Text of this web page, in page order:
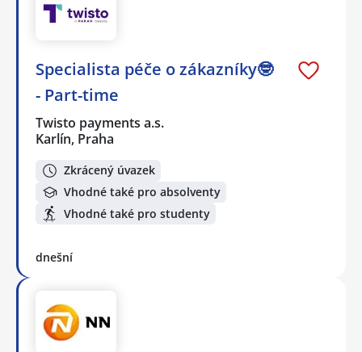
Specialista péče o zákazníky🤓
- Part-time
Twisto payments a.s.
Karlín, Praha
Zkrácený úvazek
Vhodné také pro absolventy
Vhodné také pro studenty
dnešní